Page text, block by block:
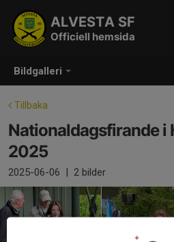
Bildgalleri
ALVESTA SF
Officiell hemsida
Tillbaka
Nationaldagsfirande i
2025
2025-06-06 | 2 bilder